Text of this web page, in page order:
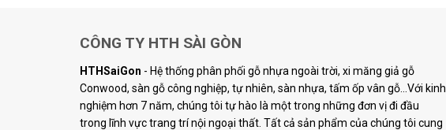
CÔNG TY HTH SÀI GÒN
HTHSaiGon - Hệ thống phân phối gỗ nhựa ngoài trời, xi măng giả gỗ
Conwood, sàn gỗ công nghiệp, tự nhiên, sàn nhựa, tấm ốp vân gỗ...Với kinh
nghiệm hơn 7 năm, chúng tôi tự hào là một trong những đơn vị đi đầu
trong lĩnh vực trang trí nội ngoại thất. Tất cả sản phẩm của chúng tôi cung